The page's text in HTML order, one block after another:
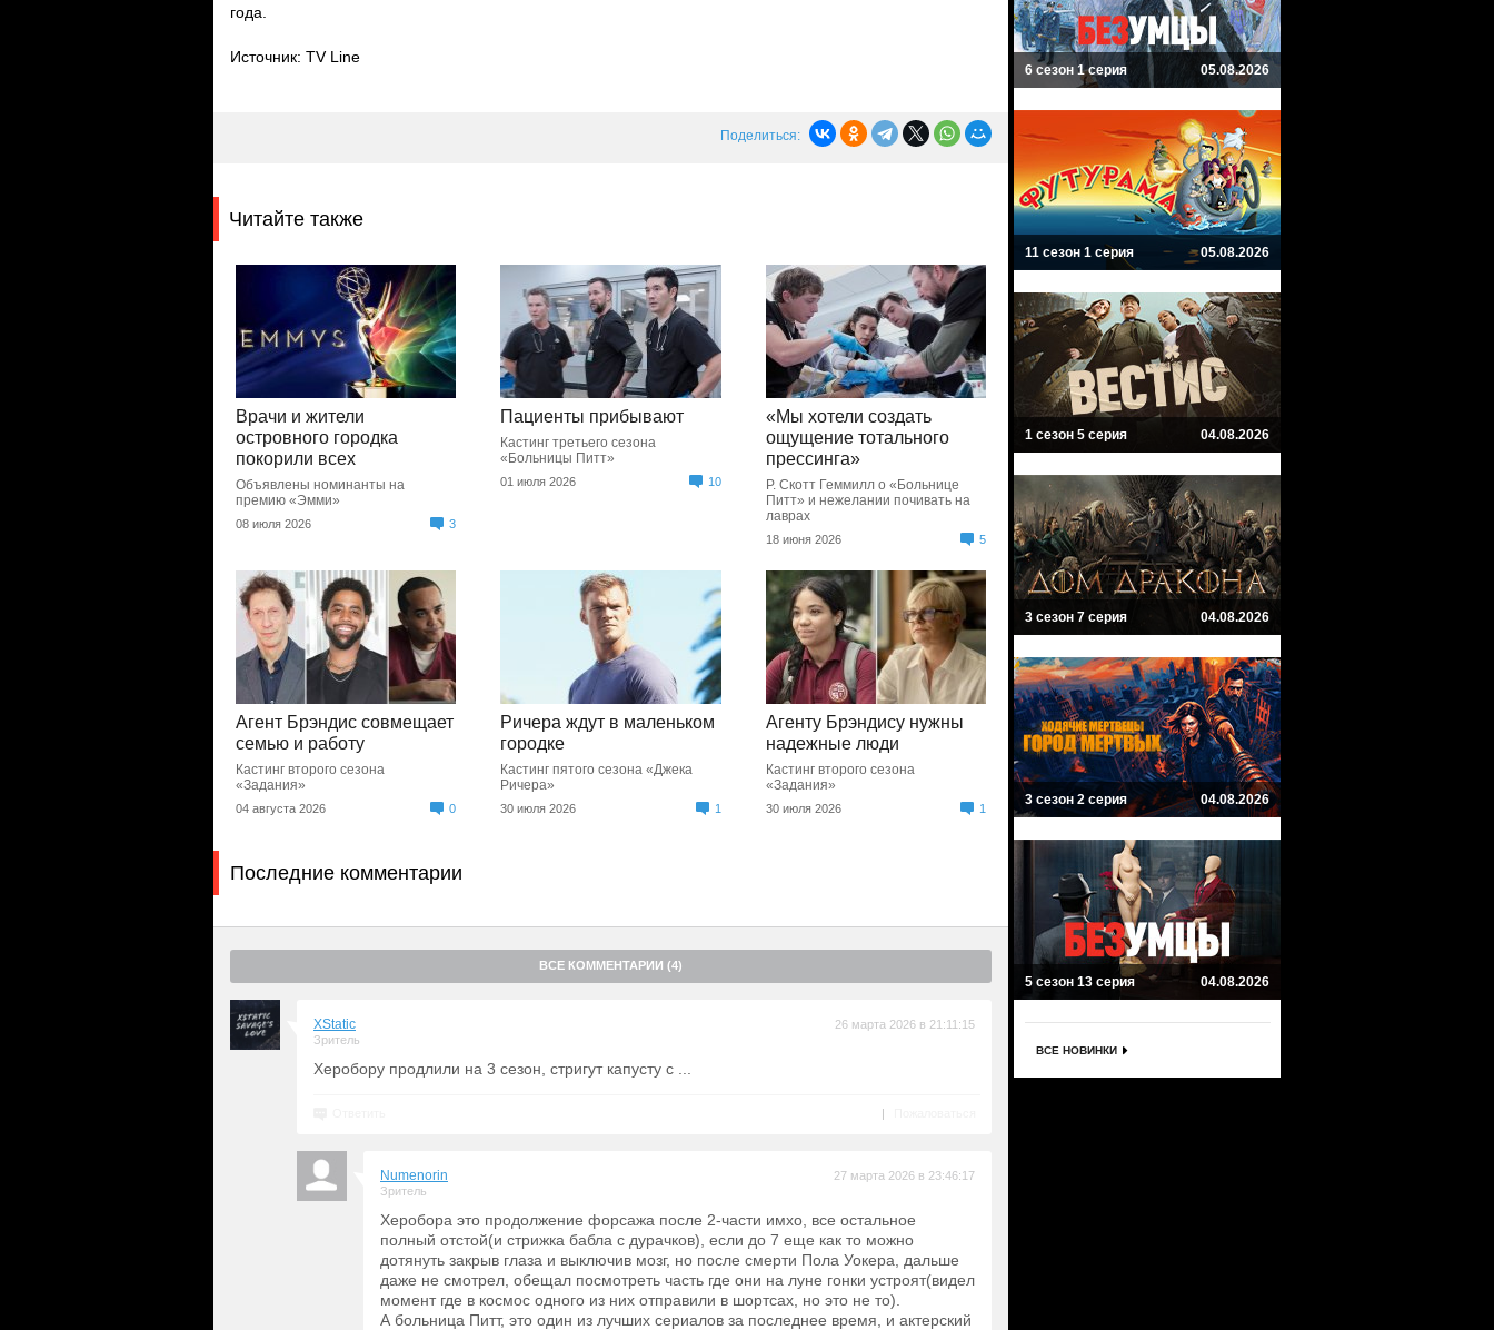
года.
Источник: TV Line
Поделиться:
Читайте также
Врачи и жители
островного городка
покорили всех
Объявлены номинанты на
премию «Эмми»
08 июля 2026 3
Пациенты прибывают
Кастинг третьего сезона
«Больницы Питт»
01 июля 2026 10
«Мы хотели создать
ощущение тотального
прессинга»
Р. Скотт Геммилл о «Больнице
Питт» и нежелании почивать на
лаврах
18 июня 2026 5
Агент Брэндис совмещает
семью и работу
Кастинг второго сезона
«Задания»
04 августа 2026 0
Ричера ждут в маленьком
городке
Кастинг пятого сезона «Джека
Ричера»
30 июля 2026 1
Агенту Брэндису нужны
надежные люди
Кастинг второго сезона
«Задания»
30 июля 2026 1
Последние комментарии
ВСЕ КОММЕНТАРИИ (4)
XStatic
Зритель
26 марта 2026 в 21:11:15
Херобору продлили на 3 сезон, стригут капусту с ...
|
Numenorin
Зритель
27 марта 2026 в 23:46:17
Херобора это продолжение форсажа после 2-части имхо, все остальное
полный отстой(и стрижка бабла с дурачков), если до 7 еще как то можно
дотянуть закрыв глаза и выключив мозг, но после смерти Пола Уокера, дальше
даже не смотрел, обещал посмотреть часть где они на луне гонки устроят(видел
момент где в космос одного из них отправили в шортсах, но это не то).
А больница Питт, это один из лучших сериалов за последнее время, и актерский
6 сезон 1 серия 05.08.2026
11 сезон 1 серия 05.08.2026
1 сезон 5 серия 04.08.2026
3 сезон 7 серия 04.08.2026
3 сезон 2 серия 04.08.2026
5 сезон 13 серия 04.08.2026
ВСЕ НОВИНКИ